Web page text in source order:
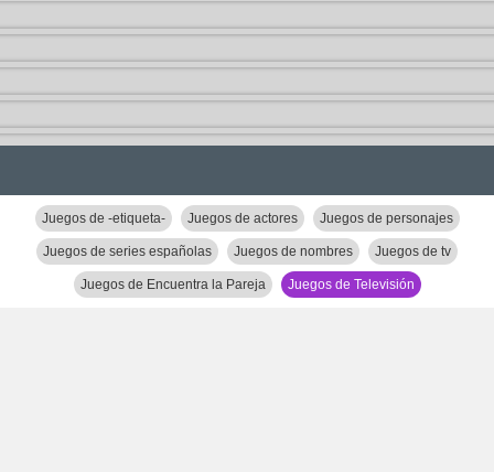
Juegos de -etiqueta- Juegos de actores Juegos de personajes
Juegos de series españolas Juegos de nombres Juegos de tv
Juegos de Encuentra la Pareja Juegos de Televisión